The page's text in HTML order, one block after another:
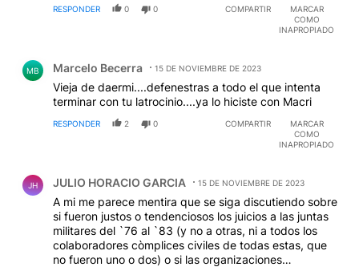
RESPONDER 0 0 COMPARTIR
MARCAR
COMO
INAPROPIADO
MB Marcelo Becerra 15 DE NOVIEMBRE DE 2023
Vieja de daermi....defenestras a todo el que intenta
terminar con tu latrocinio....ya lo hiciste con Macri
RESPONDER 2 0 COMPARTIR
MARCAR
COMO
INAPROPIADO
JH JULIO HORACIO GARCIA 15 DE NOVIEMBRE DE 2023
A mi me parece mentira que se siga discutiendo sobre
si fueron justos o tendenciosos los juicios a las juntas
militares del `76 al `83 (y no a otras, ni a todos los
colaboradores còmplices civiles de todas estas, que
no fueron uno o dos) o si las organizaciones